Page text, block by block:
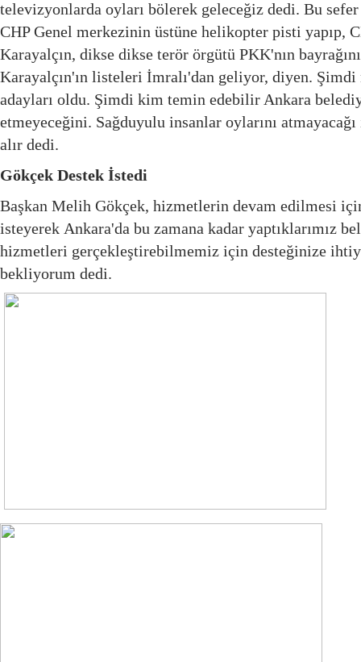
televizyonlarda oyları bölerek geleceğiz dedi. Bu sefer
CHP Genel merkezinin üstüne helikopter pisti yapıp,
Karayalçın, dikse dikse terör örgütü PKK'nın
Karayalçın'ın listeleri İmralı'dan geliyor, diyen.
adayları oldu. Şimdi kim temin edebilir Ankara
etmeyeceğini. Sağduyulu insanlar oylarını atmayacağı
alır dedi.
Gökçek Destek İstedi
Başkan Melih Gökçek, hizmetlerin devam edilmesi
isteyerek Ankara'da bu zamana kadar yaptıklarımız
hizmetleri gerçekleştirebilmemiz için desteğinize
bekliyorum dedi.